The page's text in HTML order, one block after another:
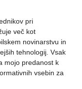
pri
več kot
novinarstvu in
tehnologij. Vsak
mojo predanost k
vsebin za